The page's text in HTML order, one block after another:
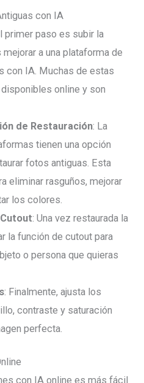
con IA
primer paso es subir la
a una plataforma de
con IA. Muchas de estas
online y son
de Restauración: La
tienen una opción
fotos antiguas. Esta
eliminar rasguños, mejorar
los colores.
: Una vez restaurada la
la función de cutout para
o persona que quieras
: Finalmente, ajusta los
contraste y saturación
perfecta.
con IA online es más fácil